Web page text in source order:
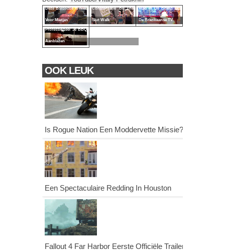
Deze Barbecue Is Niet
Voor Mietjes
Confrontatie Bij The
Slut Walk
Man In De Brand Op
De Braziliaanse TV
Professioneel Je BBQ
Aanblazen
OOK LEUK
Is Rogue Nation Een Moddervette Missie?
Een Spectaculaire Redding In Houston
Fallout 4 Far Harbor Eerste Officiële Trailer